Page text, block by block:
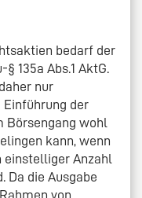
bedarf der
135a Abs.1 AktG.
nur
Einführung der
wohl
kann, wenn
einstelliger Anzahl
Da die Ausgabe
von